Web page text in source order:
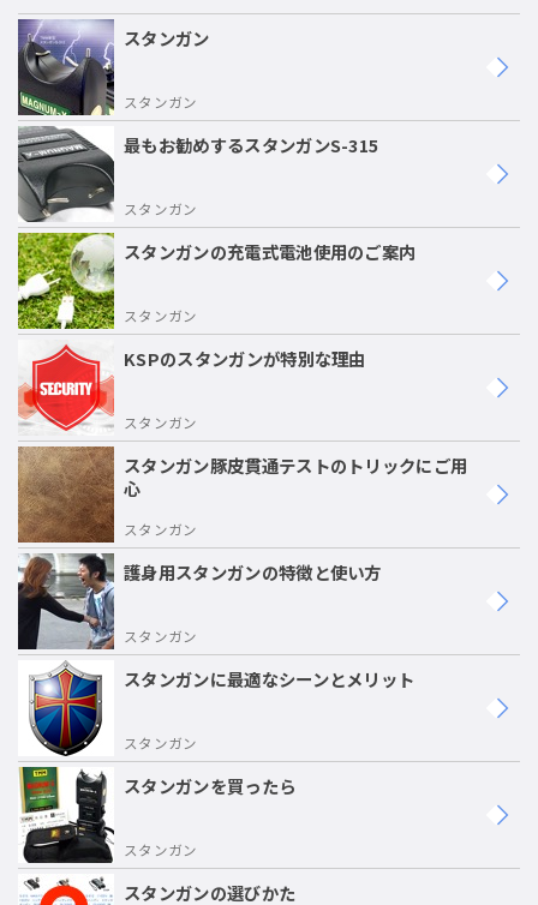
スタンガン
スタンガン
最もお勧めするスタンガンS-315
スタンガン
スタンガンの充電式電池使用のご案内
スタンガン
KSPのスタンガンが特別な理由
スタンガン
スタンガン豚皮貫通テストのトリックにご用
心
スタンガン
護身用スタンガンの特徴と使い方
スタンガン
スタンガンに最適なシーンとメリット
スタンガン
スタンガンを買ったら
スタンガン
スタンガンの選びかた